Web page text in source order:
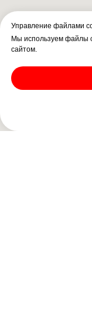
Управление файлами
Мы используем файлы
сайтом.